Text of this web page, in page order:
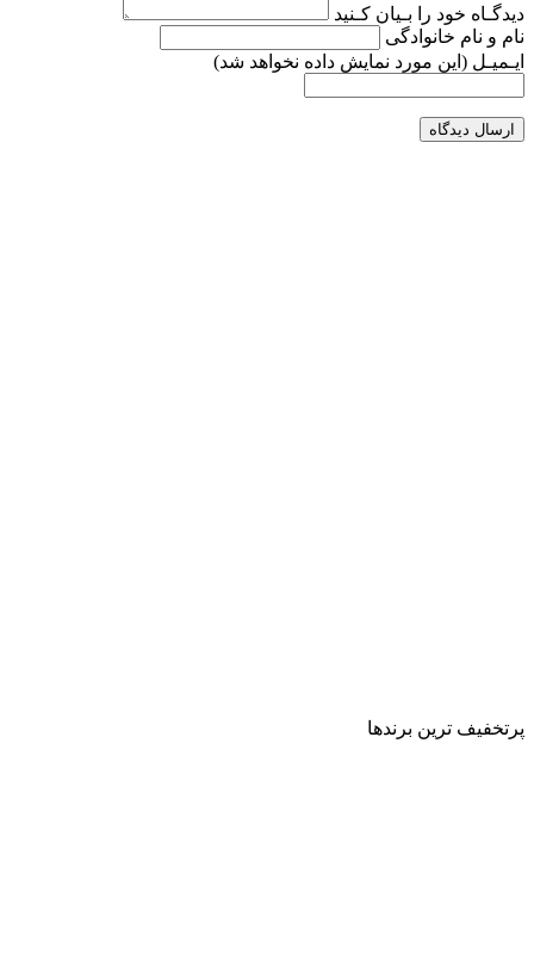
دیدگـاه خود را بـیان کـنید
نام و نام خانوادگی
ایـمیـل (این مورد نمایش داده نخواهد شد)
ارسال دیدگاه
پرتخفیف ترین برندها